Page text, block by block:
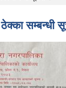
सम्बन्धी